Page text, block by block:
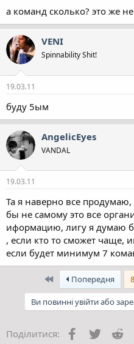
а команд сколько? это же
VENI
Spinnability Shit!
19.03.11
буду 5ым
AngelicEyes
VANDAL
19.03.11
Та я наверно все
бы не самому это все
иформацию, лигу я думаю
, если кто то сможет чаще,
если будет минимум 7
ПершийПопередня
Ви повинні увійти або
Поділитися: Facebook
Twitter